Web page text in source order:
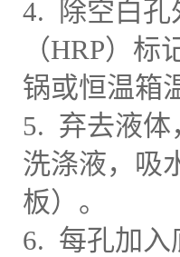
4. 除空白孔
（HRP）标
锅或恒温箱
5. 弃去液体
洗涤液，吸
板）。
6. 每孔加入